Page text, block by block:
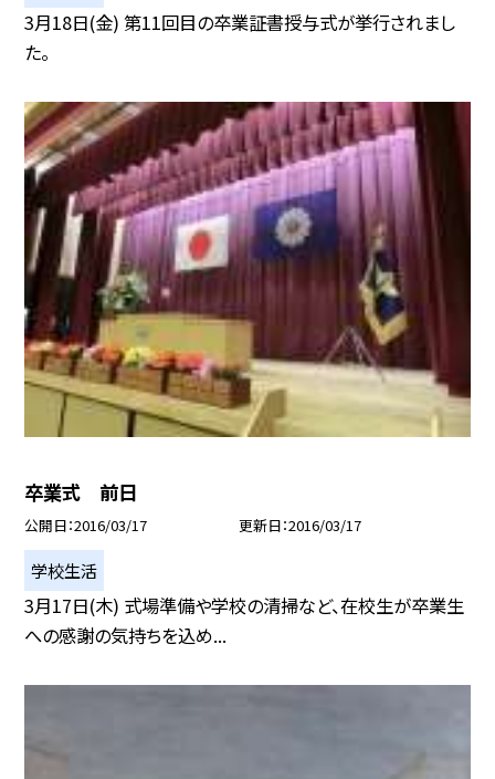
3月18日(金) 第11回目の卒業証書授与式が挙行されまし
た。
卒業式 前日
公開日 2016/03/17 更新日 2016/03/17
学校生活
3月17日(木) 式場準備や学校の清掃など、在校生が卒業生
への感謝の気持ちを込め...